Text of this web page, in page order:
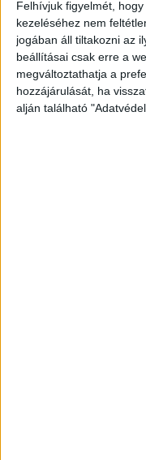
Felhívjuk figyelmét,
kezeléséhez nem
jogában áll tiltakozni az
beállításai csak erre a
megváltoztathatja a
hozzájárulását, ha
alján található
nevetés gyógyír a
ha épp én adnám
Művész úr!
soha nem volt